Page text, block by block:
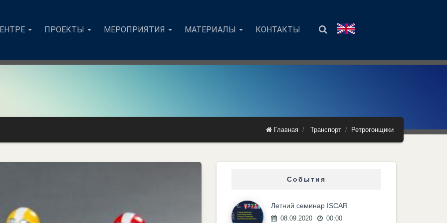
ПРОЕКТЫ МЕРОПРИЯТИЯ МАТЕРИАЛЫ КОНТАКТЫ
Главная Транспорт Ретрогонщики
События
Летний семинар ISCAR
08.09.2020 00:00